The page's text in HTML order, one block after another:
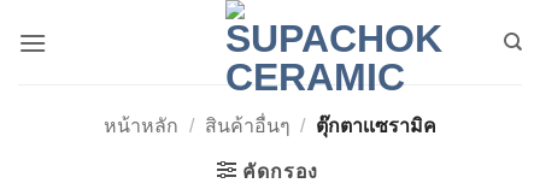
หน้าหลัก / สินค้าอื่นๆ / ตุ๊กตาเเซรามิค
คัดกรอง